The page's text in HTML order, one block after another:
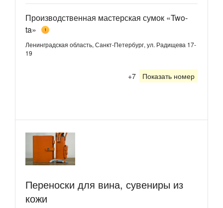
Производственная мастерская сумок «Two-
ta»
1
Ленинградская область, Санкт-Петербург, ул. Радищева 17-
19
+7 Показать номер
Переноски для вина, сувениры из
кожи